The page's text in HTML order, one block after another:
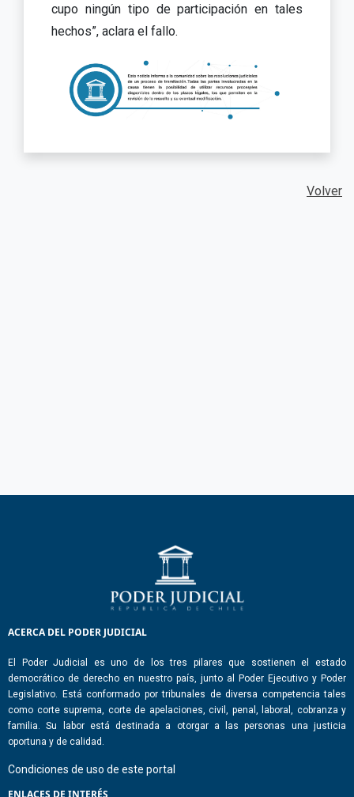
cupo ningún tipo de participación en tales
hechos”, aclara el fallo.
Volver
ACERCA DEL PODER JUDICIAL
El Poder Judicial es uno de los tres pilares que sostienen el estado
democrático de derecho en nuestro país, junto al Poder Ejecutivo y Poder
Legislativo. Está conformado por tribunales de diversa competencia tales
como corte suprema, corte de apelaciones, civil, penal, laboral, cobranza y
familia. Su labor está destinada a otorgar a las personas una justicia
oportuna y de calidad.
Condiciones de uso de este portal